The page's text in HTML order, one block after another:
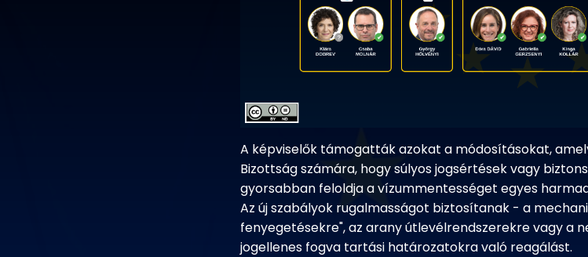
A képviselők támogatták azokat a módosításokat,
Bizottság számára, hogy súlyos jogsértések vagy
gyorsabban feloldja a vízummentességet egyes
Az új szabályok rugalmasságot biztosítanak - a
fenyegetésekre", az arany útlevélrendszerekre vagy a
jogellenes fogva tartási határozatokra való reagálást.